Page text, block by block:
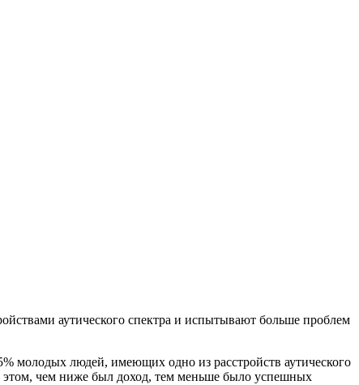
аутического спектра и испытывают больше проблем
молодых людей, имеющих одно из расстройств аутического
этом, чем ниже был доход, тем меньше было успешных